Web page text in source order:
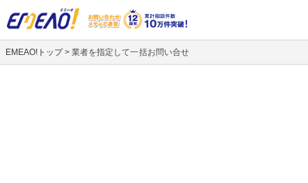
EMEAO!トップ>業者を指定して一括お問い合せ